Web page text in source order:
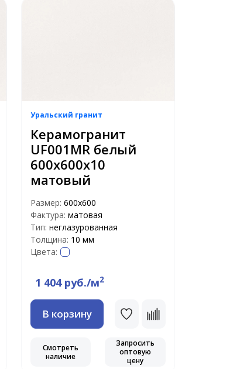
Уральский гранит
Керамогранит
UF001MR белый
600х600х10
матовый
Размер: 600х600
Фактура: матовая
Тип: неглазурованная
Толщина: 10 мм
Цвета:
1 404 руб./м2
В корзину
Смотреть
наличие
Запросить
оптовую
цену